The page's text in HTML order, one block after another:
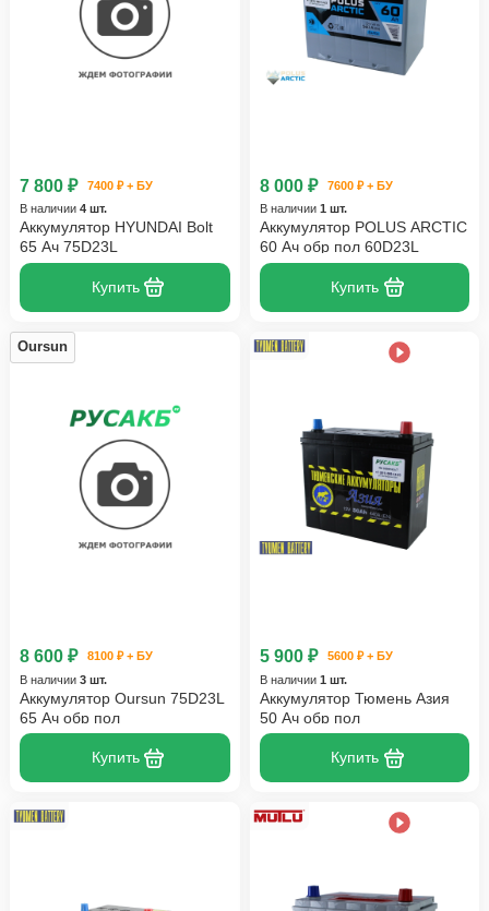
7 800 ₽
7400 ₽ + БУ
В наличии 4 шт.
Аккумулятор HYUNDAI Bolt
65 Ач 75D23L
Купить
8 000 ₽
7600 ₽ + БУ
В наличии 1 шт.
Аккумулятор POLUS ARCTIC
60 Ач обр пол 60D23L
Купить
Oursun
8 600 ₽
8100 ₽ + БУ
В наличии 3 шт.
Аккумулятор Oursun 75D23L
65 Ач обр пол
Купить
5 900 ₽
5600 ₽ + БУ
В наличии 1 шт.
Аккумулятор Тюмень Азия
50 Ач обр пол
Купить